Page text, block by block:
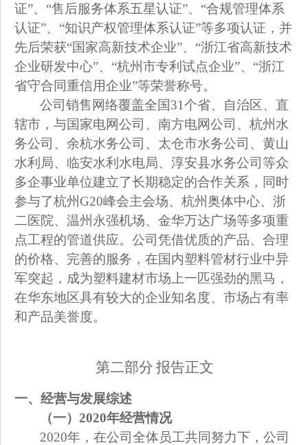
证”、“售后服务体系五星认证”、“合规管理体系
认证”、“知识产权管理体系认证”等多项认证，并
先后荣获“国家高新技术企业”、“浙江省高新技术
企业研发中心”、“杭州市专利试点企业”、“浙江
省守合同重信用企业”等荣誉称号。
公司销售网络覆盖全国31个省、自治区、直
辖市，与国家电网公司、南方电网公司、杭州水
务公司、余杭水务公司、太仓市水务公司、黄山
水利局、临安水利水电局、淳安县水务公司等众
多企事业单位建立了长期稳定的合作关系，同时
参与了杭州G20峰会主会场、杭州奥体中心、浙
二医院、温州永强机场、金华万达广场等多项重
点工程的管道供应。公司凭借优质的产品、合理
的价格、完善的服务，在国内塑料管材行业中异
军突起，成为塑料建材市场上一匹强劲的黑马，
在华东地区具有较大的企业知名度、市场占有率
和产品美誉度。
第二部分 报告正文
一、经营与发展综述
（一） 2020年经营情况
2020年，在公司全体员工共同努力下，公司